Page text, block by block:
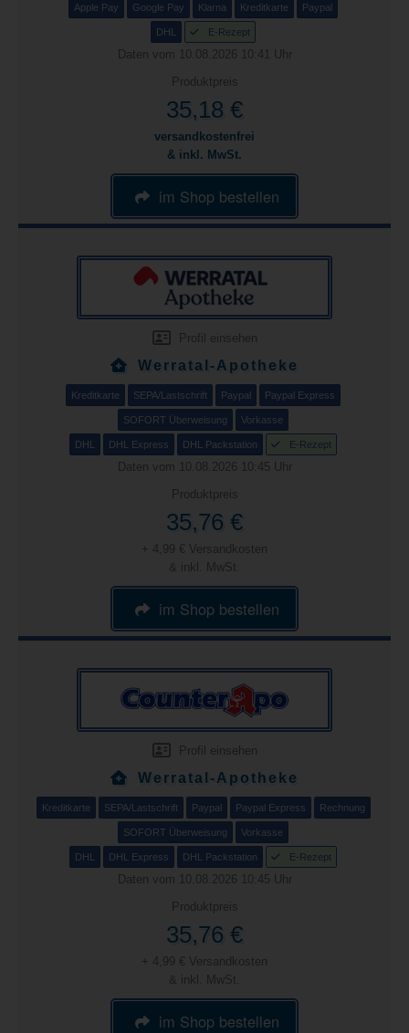
Apple Pay Google Pay Klarna Kreditkarte Paypal
DHL E-Rezept
Daten vom 10.08.2026 10:41 Uhr
Produktpreis
35,18 €
versandkostenfrei
& inkl. MwSt.
im Shop bestellen
Profil einsehen
Werratal-Apotheke
Kreditkarte SEPA/Lastschrift Paypal Paypal Express
SOFORT Überweisung Vorkasse
DHL DHL Express DHL Packstation E-Rezept
Daten vom 10.08.2026 10:45 Uhr
Produktpreis
35,76 €
+ 4,99 € Versandkosten
& inkl. MwSt.
im Shop bestellen
Profil einsehen
Werratal-Apotheke
Kreditkarte SEPA/Lastschrift Paypal Paypal Express Rechnung
SOFORT Überweisung Vorkasse
DHL DHL Express DHL Packstation E-Rezept
Daten vom 10.08.2026 10:45 Uhr
Produktpreis
35,76 €
+ 4,99 € Versandkosten
& inkl. MwSt.
im Shop bestellen